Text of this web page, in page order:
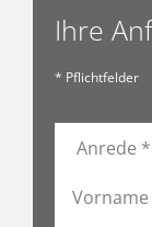
Ihre
* Pflichtfelder